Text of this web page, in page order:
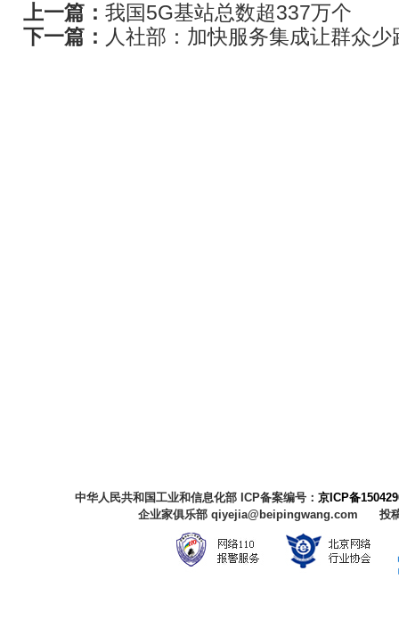
上一篇： 我国5G基站总数超337万个
下一篇： 人社部：加快服务集成让群众少
中华人民共和国工业和信息化部 ICP备案编号：京ICP备
企业家俱乐部 qiyejia@beipingwang.com